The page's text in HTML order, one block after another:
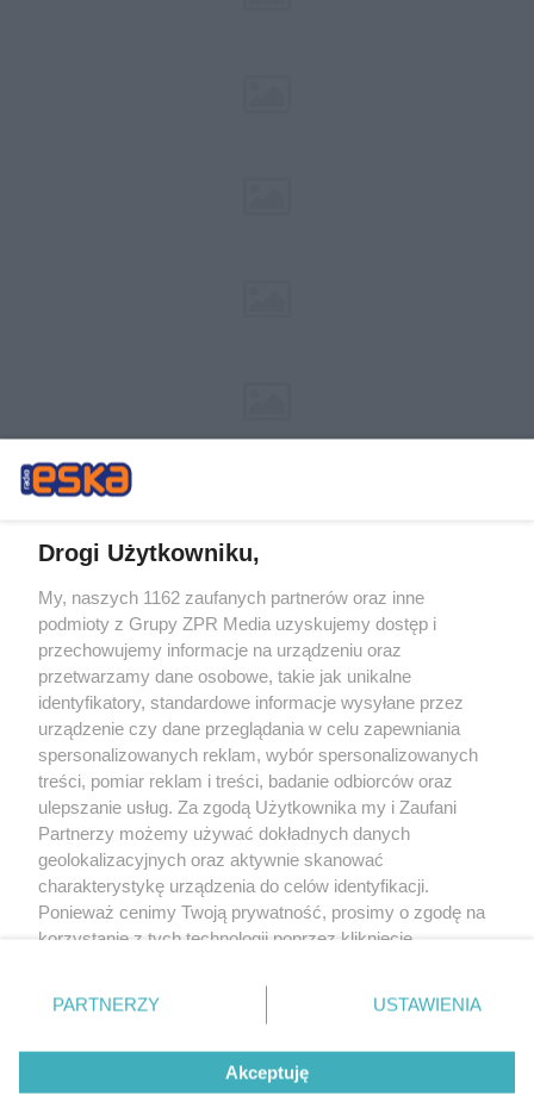
Żaden utwór zamieszczony w serwisie nie może być powielany i
rozpowszechniany lub dalej rozpowszechniany w jakikolwiek sposób (w
tym także elektroniczny lub mechaniczny) na jakimkolwiek polu
eksploatacji w jakiejkolwiek formie, włącznie z umieszczaniem w Internecie
bez pisemnej zgody właściciela praw. Jakiekolwiek użycie lub
wykorzystanie utworów w całości lub w części z naruszeniem prawa, tzn.
bez właściwej zgody, jest zabronione pod groźbą kary i może być ścigane
prawnie.
O nas
Drogi Użytkowniku,
My, naszych 1162 zaufanych partnerów oraz inne
podmioty z Grupy ZPR Media uzyskujemy dostęp i
przechowujemy informacje na urządzeniu oraz
przetwarzamy dane osobowe, takie jak unikalne
identyfikatory, standardowe informacje wysyłane przez
urządzenie czy dane przeglądania w celu zapewniania
spersonalizowanych reklam, wybór spersonalizowanych
treści, pomiar reklam i treści, badanie odbiorców oraz
ulepszanie usług. Za zgodą Użytkownika my i Zaufani
Partnerzy możemy używać dokładnych danych
geolokalizacyjnych oraz aktywnie skanować
charakterystykę urządzenia do celów identyfikacji.
Ponieważ cenimy Twoją prywatność, prosimy o zgodę na
korzystanie z tych technologii poprzez kliknięcie
zmienić/wycofać klikając przycisk ustawień prywatności
znajdujący się w lewym dolnym rogu strony
rodzaje przetwarzania danych nie wymagają zgody
użytkownika, ale masz prawo sprzeciwić się takiemu
przetwarzaniu. Preferencje będą miały zastosowanie tylko
PARTNERZY USTAWIENIA
Akceptuję